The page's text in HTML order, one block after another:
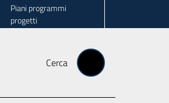
Piani programmi
progetti
Cerca